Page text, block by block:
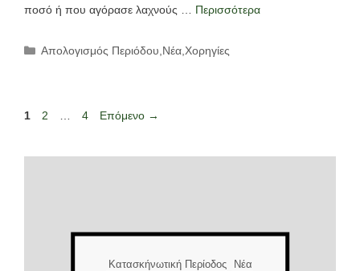
ποσό ή που αγόρασε λαχνούς … Περισσότερα
Κατηγορίες
Απολογισμός Περιόδου Νέα Χορηγίες
Σελίδα
1 Σελίδα
2 Σελίδα
4 Επόμενο →
Κατασκήνωτική Περίοδος Νέα